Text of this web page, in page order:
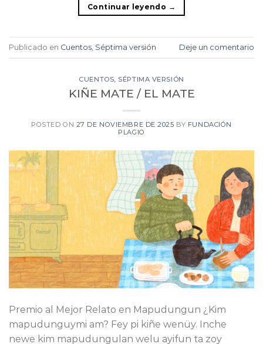
Continuar leyendo →
Publicado en Cuentos Séptima versión Deje un comentario
CUENTOS, SÉPTIMA VERSIÓN
KIÑE MATE / EL MATE
POSTED ON 27 DE NOVIEMBRE DE 2025 BY FUNDACIÓN
PLAGIO
Premio al Mejor Relato en Mapudungun ¿Kim
mapudunguymi am? Fey pi kiñe wenüy. Inche
newe kim mapudungulan welu ayifun ta zoy